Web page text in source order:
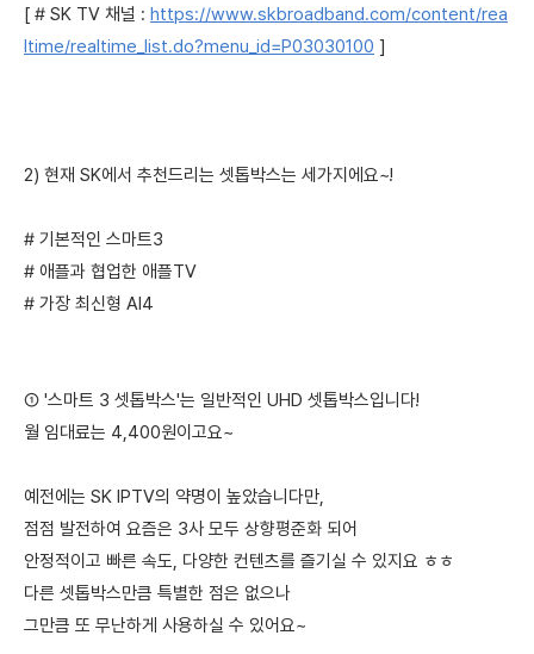
[ # SK TV 채널 : https://www.skbroadband.com/content/rea
ltime/realtime_list.do?menu_id=P03030100 ]
2) 현재 SK에서 추천드리는 셋톱박스는 세가지에요~!
# 기본적인 스마트3
# 애플과 협업한 애플TV
# 가장 최신형 AI4
① '스마트 3 셋톱박스'는 일반적인 UHD 셋톱박스입니다!
월 임대료는 4,400원이고요~
예전에는 SK IPTV의 약명이 높았습니다만,
점점 발전하여 요즘은 3사 모두 상향평준화 되어
안정적이고 빠른 속도, 다양한 컨텐츠를 즐기실 수 있지요 ㅎㅎ
다른 셋톱박스만큼 특별한 점은 없으나
그만큼 또 무난하게 사용하실 수 있어요~